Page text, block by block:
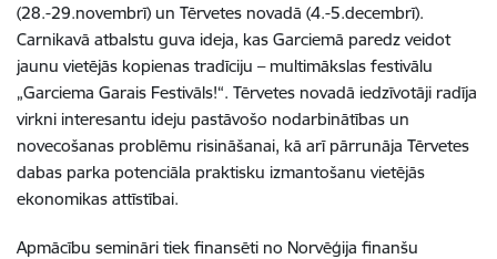
(28.-29.novembrī) un Tērvetes novadā (4.-5.decembrī).
Carnikavā atbalstu guva ideja, kas Garciemā paredz veidot
jaunu vietējās kopienas tradīciju – multimākslas festivālu
„Garciema Garais Festivāls!“. Tērvetes novadā iedzīvotāji radīja
virkni interesantu ideju pastāvošo nodarbinātības un
novecošanas problēmu risināšanai, kā arī pārrunāja Tērvetes
dabas parka potenciāla praktisku izmantošanu vietējās
ekonomikas attīstībai.
Apmācību semināri tiek finansēti no Norvēģija finanšu